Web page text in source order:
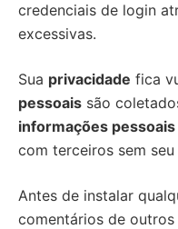
credenciais de login
excessivas.
Sua privacidade fica
pessoais são
informações pessoais
com terceiros sem
Antes de instalar
comentários de outros